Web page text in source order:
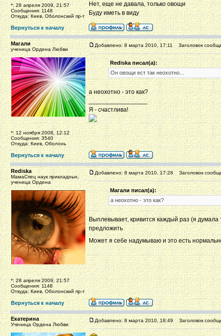
*: 28 апреля 2009, 21:57
Сообщения: 1148
Откуда: Киев, Оболонский пр-т
Нет, еще не давала, только овощи
Буду иметь в виду
Вернуться к началу
Магали
ученица Ордена Любви
*: 12 ноября 2008, 12:12
Сообщения: 3540
Откуда: Киев, Оболонь
Добавлено: 8 марта 2010, 17:11 Заголовок
Rediska писал(а):
Он овощи ест так неохотно...
а неохотно - это как?
_________________
Я - счастлива!
Вернуться к началу
Rediska
МамаСпец наук прикладных,
ученица Ордена
*: 28 апреля 2009, 21:57
Сообщения: 1148
Откуда: Киев, Оболонский пр-т
Добавлено: 8 марта 2010, 17:28 Заголовок
Магали писал(а):
а неохотно - это как?
Выплевывает, кривится каждый раз (я думала
предложить
Может я себе надумываю и это есть
Вернуться к началу
Екатерина
Ученица Ордена Любви
Добавлено: 8 марта 2010, 18:49 Заголовок